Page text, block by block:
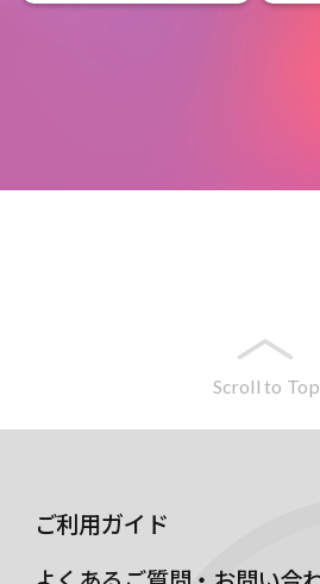
Scroll to Top
ご利用ガイド